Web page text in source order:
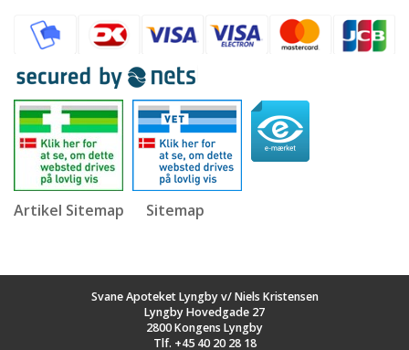
Artikel Sitemap Sitemap
Svane Apoteket Lyngby v/ Niels Kristensen
Lyngby Hovedgade 27
2800 Kongens Lyngby
Tlf. +45 40 20 28 18